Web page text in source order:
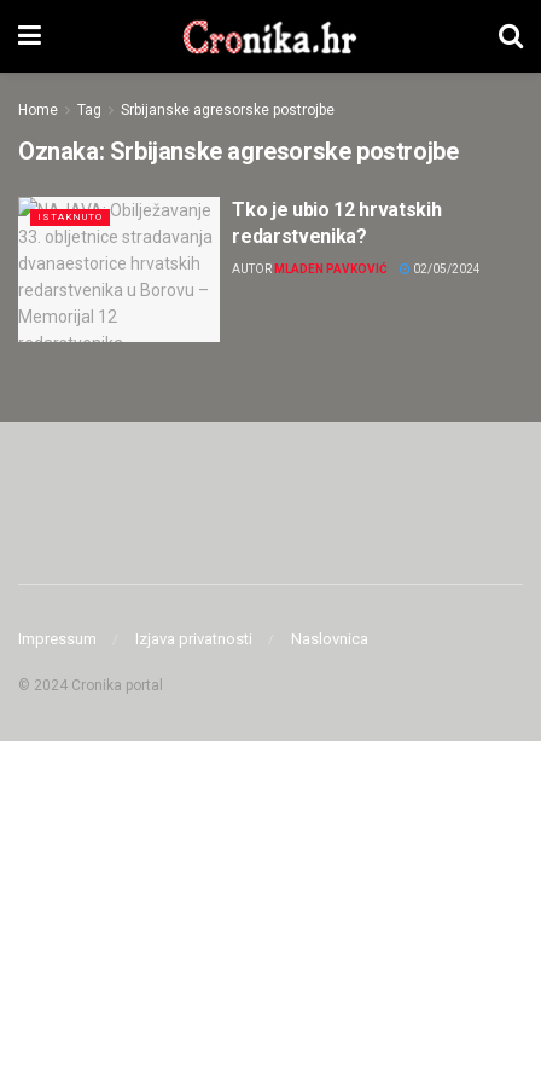
Home Tag Srbijanske agresorske postrojbe
Oznaka: Srbijanske agresorske postrojbe
ISTAKNUTO
Tko je ubio 12 hrvatskih
redarstvenika?
AUTOR MLADEN PAVKOVIĆ 02/05/2024
Impressum Izjava privatnosti Naslovnica
© 2024 Cronika portal